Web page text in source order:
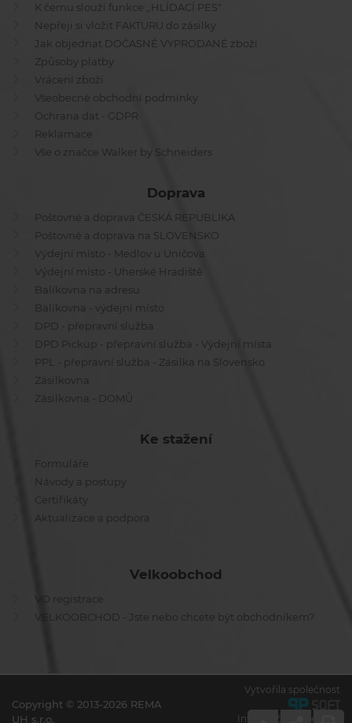
K čemu slouží funkce ,,HLÍDACÍ PES"
Nepřeji si vložit FAKTURU do zásilky
Jak objednat DOČASNĚ VYPRODANÉ zboží
Způsoby platby
Vrácení zboží
Všeobecné obchodní podmínky
Ochrana dat - GDPR
Reklamace
Vše o značce Walker by Schneiders
Doprava
Poštovné a doprava ČESKÁ REPUBLIKA
Poštovné a doprava na SLOVENSKO
Výdejní místo - Medlov u Uničova
Výdejní místo - Uherské Hradiště
Balíkovna na adresu
Balíkovna - výdejní místo
DPD - přepravní služba
DPD Pickup - přepravní služba - Výdejní místa
PPL - přepravní služba - Zásilka na Slovensko
Zásilkovna
Zásilkovna - DOMŮ
Ke stažení
Formuláře
Návody a postupy
Certifikáty
Aktualizace a podpora
Velkoobchod
VO registrace
VELKOOBCHOD - Jste nebo chcete být obchodníkem?
Copyright © 2013-2026 REMA
UH s.r.o.
Vytvořila společnost
Informační systémy a